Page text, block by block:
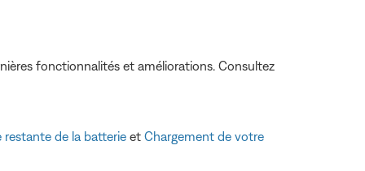
fonctionnalités et améliorations. Consultez
restante de la batterie et Chargement de votre